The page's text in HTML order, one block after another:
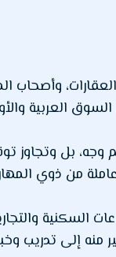
وأصحاب
العربية
بل وتجاوز
من ذوي
السكنية
منه إلى تدريب